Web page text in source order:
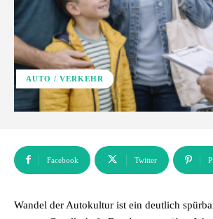
AUTO / VERKEHR
Facebook Twitter
Wandel der Autokultur ist ein deutlich